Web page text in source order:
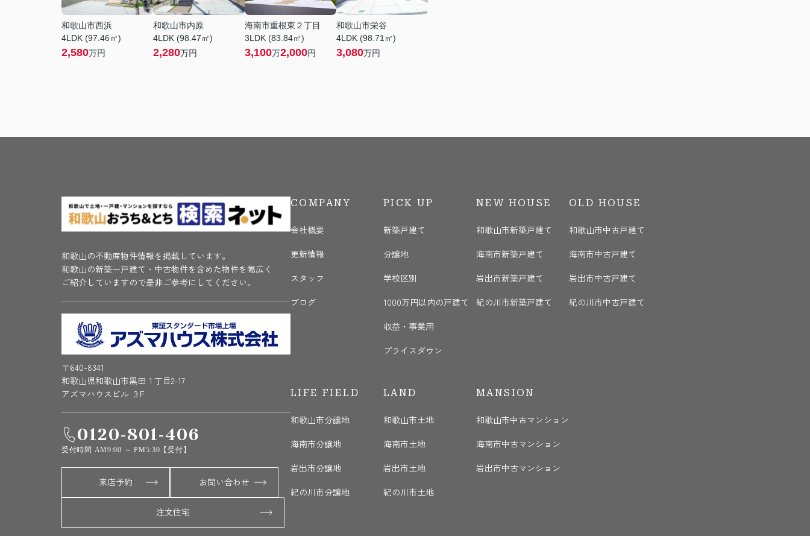
和歌山市西浜
4LDK (97.46㎡)
2,580万円
和歌山市内原
4LDK (98.47㎡)
2,280万円
海南市重根東２丁目
3LDK (83.84㎡)
3,100万2,000円
和歌山市栄谷
4LDK (98.71㎡)
3,080万円
和歌山の不動産物件情報を掲載しています。
和歌山の新築一戸建て・中古物件を含めた物件を幅広く
ご紹介していますので是非ご参考にしてください。
〒640-8341
和歌山県和歌山市黒田１丁目2-17
アズマハウスビル ３F
0120-801-406
受付時間 AM9:00 ～ PM5:30【受付】
来店予約 お問い合わせ
注文住宅
COMPANY
会社概要
更新情報
スタッフ
ブログ
PICK UP
新築戸建て
分譲地
学校区別
1000万円以内の戸建て
収益・事業用
プライスダウン
NEW HOUSE
和歌山市新築戸建て
海南市新築戸建て
岩出市新築戸建て
紀の川市新築戸建て
OLD HOUSE
和歌山市中古戸建て
海南市中古戸建て
岩出市中古戸建て
紀の川市中古戸建て
LIFE FIELD
和歌山市分譲地
海南市分譲地
岩出市分譲地
紀の川市分譲地
LAND
和歌山市土地
海南市土地
岩出市土地
紀の川市土地
MANSION
和歌山市中古マンション
海南市中古マンション
岩出市中古マンション